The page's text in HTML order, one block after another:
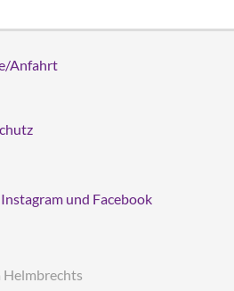
Anfahrt
und Facebook